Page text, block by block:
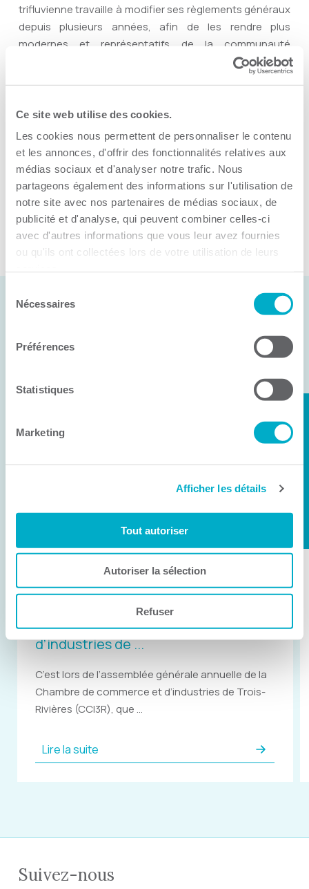
Ce site web utilise des cookies.
Les cookies nous permettent de personnaliser le contenu
et les annonces, d'offrir des fonctionnalités relatives aux
médias sociaux et d'analyser notre trafic. Nous
partageons également des informations sur l'utilisation de
notre site avec nos partenaires de médias sociaux, de
publicité et d'analyse, qui peuvent combiner celles-ci
avec d'autres informations que vous leur avez fournies
ou qu'ils ont collectées lors de votre utilisation de leurs
Nécessaires
Préférences
Statistiques
Marketing
Afficher les détails
Tout autoriser
Autoriser la sélection
Refuser
trifluvienne travaille à modifier ses règlements généraux
depuis plusieurs années, afin de les rendre plus
modernes et représentatifs de la communauté
d’affaires d’aujourd’hui, mais le processus est
extrêmement compliqué et désuet. « Nous
Champagne afin de lui faire part de ces difficultés que
nous vivons, dans le but d’en faire bénéficier nos
membres, mais également l’ensemble des Chambres de
la province », conclut M. Pellerin.
Articles similaires
Cassy Bernier succède à Jean
Pellerin à la présidence de la
Chambre de commerce et
d’industries de ...
C’est lors de l’assemblée générale annuelle de la
Chambre de commerce et d’industries de Trois-
Rivières (CCI3R), que ...
Lire la suite
Suivez-nous